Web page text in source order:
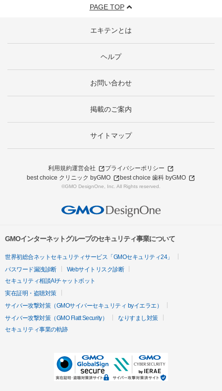
PAGE TOP
エキテンとは
ヘルプ
お問い合わせ
掲載のご案内
サイトマップ
利用規約運営会社
プライバシーポリシー
best choice クリニック byGMO
best choice 歯科 byGMO
©GMO DesignOne, Inc. All Rights reserved.
GMOインターネットグループのセキュリティ事業について
世界初総合ネットセキュリティサービス「GMOセキュリティ24」
パスワード漏洩診断
Webサイトリスク診断
セキュリティ相談AIチャットボット
実在証明・盗聴対策
サイバー攻撃対策（GMOサイバーセキュリティ byイエラエ）
サイバー攻撃対策（GMO Flatt Security）
なりすまし対策
セキュリティ事業の軌跡